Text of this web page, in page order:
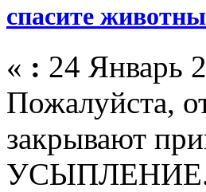
спасите
« : 24 Январь
Пожалуйста,
закрывают
УСЫПЛЕНИЕ.